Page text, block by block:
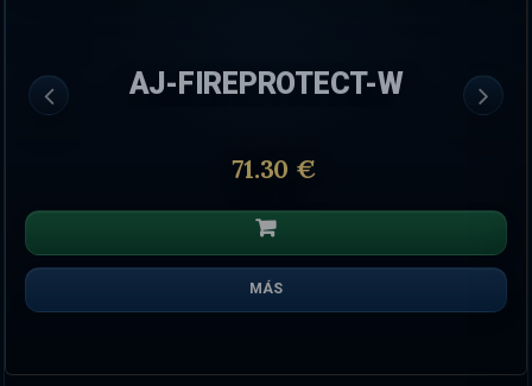
AJ-FIREPROTECT-W
71.30 €
MÁS